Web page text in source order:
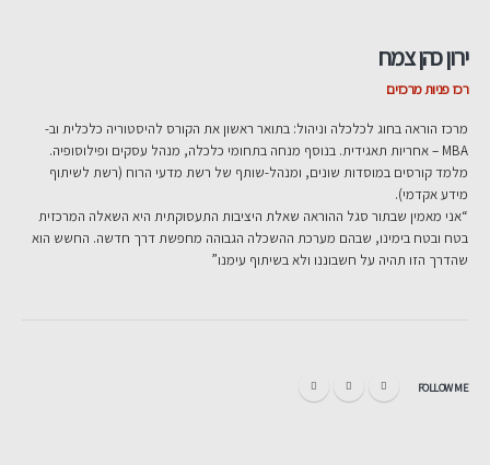
ירון כהן צמח
רכז פניות מרכזים
מרכז הוראה בחוג לכלכלה וניהול: בתואר ראשון את הקורס להיסטוריה כלכלית וב-
MBA – אחריות תאגידית. בנוסף מנחה בתחומי כלכלה, מנהל עסקים ופילוסופיה.
מלמד קורסים במוסדות שונים, ומנהל-שותף של רשת מדעי הרוח (רשת לשיתוף
מידע אקדמי).
“אני מאמין שבתור סגל ההוראה שאלת היציבות התעסוקתית היא השאלה המרכזית
בטח ובטח בימינו, שבהם מערכת ההשכלה הגבוהה מחפשת דרך חדשה. החשש הוא
שהדרך הזו תהיה על חשבוננו ולא בשיתוף עימנו”
FOLLOW ME